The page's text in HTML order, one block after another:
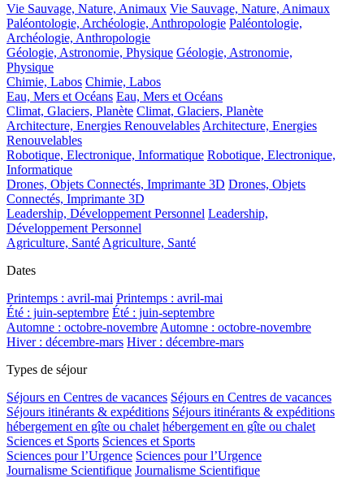
Vie Sauvage, Nature, Animaux Vie Sauvage, Nature, Animaux
Paléontologie, Archéologie, Anthropologie Paléontologie,
Archéologie, Anthropologie
Géologie, Astronomie, Physique Géologie, Astronomie,
Physique
Chimie, Labos Chimie, Labos
Eau, Mers et Océans Eau, Mers et Océans
Climat, Glaciers, Planète Climat, Glaciers, Planète
Architecture, Energies Renouvelables Architecture, Energies
Renouvelables
Robotique, Electronique, Informatique Robotique, Electronique,
Informatique
Drones, Objets Connectés, Imprimante 3D Drones, Objets
Connectés, Imprimante 3D
Leadership, Développement Personnel Leadership,
Développement Personnel
Agriculture, Santé Agriculture, Santé
Dates
Printemps : avril-mai Printemps : avril-mai
Été : juin-septembre Été : juin-septembre
Automne : octobre-novembre Automne : octobre-novembre
Hiver : décembre-mars Hiver : décembre-mars
Types de séjour
Séjours en Centres de vacances Séjours en Centres de vacances
Séjours itinérants & expéditions Séjours itinérants & expéditions
hébergement en gîte ou chalet hébergement en gîte ou chalet
Sciences et Sports Sciences et Sports
Sciences pour l’Urgence Sciences pour l’Urgence
Journalisme Scientifique Journalisme Scientifique